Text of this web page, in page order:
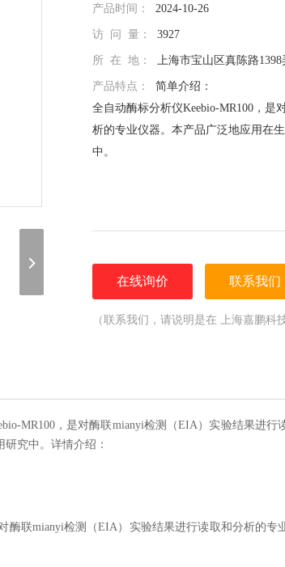
产品时间： 2024-10-26
访 问 量： 3927
所 在 地： 上海市宝山区真陈路1398
产品特点： 简单介绍：
全自动酶标分析仪Keebio-MR100，
析的专业仪器。本产品广泛地应用在
中。
在线询价 联系我们
（联系我们，请说明是在 上海嘉鹏科
MR100，是对酶联mianyi检测（EIA）实验结果进
究中。详情介绍：
酶联mianyi检测（EIA）实验结果进行读取和分析的专